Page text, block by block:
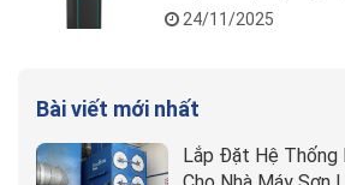
24/11/2025
Bài viết mới nhất
Lắp Đặt Hệ Thống